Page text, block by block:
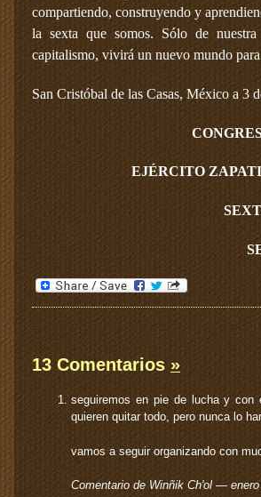
compartiendo, construyendo y
la sexta que somos. Sólo de
capitalismo, vivirá un nuevo mundo
San Cristóbal de las Casas, México a 3
EJÉRCITO
13 Comentarios »
seguiremos en pie de lucha y con
quieren quitar todo, pero nunca lo
vamos a seguir organizando con
Comentario de Winñik Ch'ol —